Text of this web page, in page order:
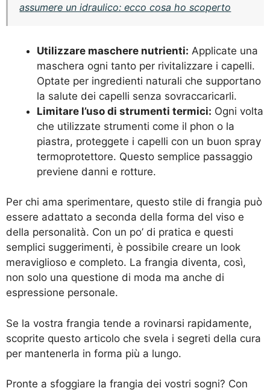
assumere un idraulico: ecco cosa ho scoperto
Utilizzare maschere nutrienti: Applicate una
maschera ogni tanto per rivitalizzare i capelli.
Optate per ingredienti naturali che supportano
la salute dei capelli senza sovraccaricarli.
Limitare l’uso di strumenti termici: Ogni volta
che utilizzate strumenti come il phon o la
piastra, proteggete i capelli con un buon spray
termoprotettore. Questo semplice passaggio
previene danni e rotture.
Per chi ama sperimentare, questo stile di frangia può
essere adattato a seconda della forma del viso e
della personalità. Con un po’ di pratica e questi
semplici suggerimenti, è possibile creare un look
meraviglioso e completo. La frangia diventa, così,
non solo una questione di moda ma anche di
espressione personale.
Se la vostra frangia tende a rovinarsi rapidamente,
scoprite questo articolo che svela i segreti della cura
per mantenerla in forma più a lungo.
Pronte a sfoggiare la frangia dei vostri sogni? Con